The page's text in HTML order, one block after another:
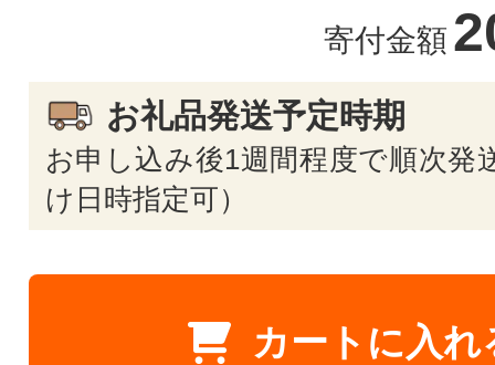
寄付金額
お礼品発送予定時期
お申し込み後1週間程度で順次発
け日時指定可）
カートに入れ